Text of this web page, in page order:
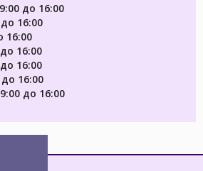
до 16:00
16:00
16:00
16:00
16:00
до 16:00
до 16:00